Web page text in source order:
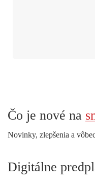
Čo je nové na
Novinky, zlepšenia a
Digitálne